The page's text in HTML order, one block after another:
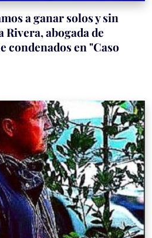
a ganar solos y sin
abogada de
condenados en "Caso